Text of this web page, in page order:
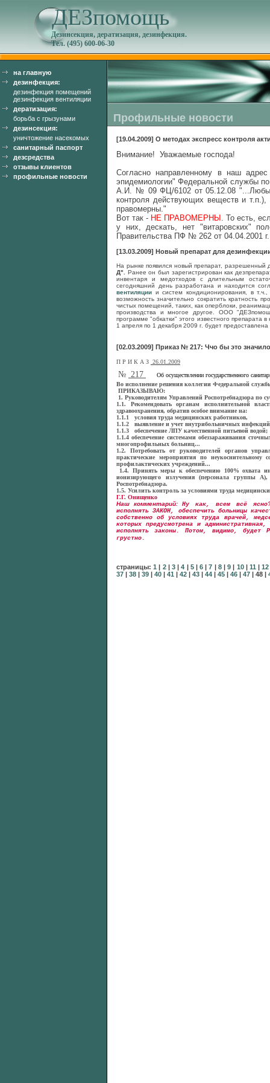
ДЕЗпомощь
Дезинсекция, дератизация, дезинфекция.
Тел. (495) 600-06-30
на главную
дезинфекция:
дезинфекция помещений
дезинфекция вентиляции
дератизация:
борьба с грызунами
дезинсекция:
уничтожение насекомых
санитарный паспорт
дезсредства
отзывы клиентов
профильные новости
Профильные новости
[19.04.2009] О методах экспресс контроля
Внимание! Уважаемые господа!
Согласно направленному в наш
эпидемиологии" Федеральной службы
А.И. № 09 ФЦ/6102 от 05.12.08 "...Любые
контроля действующих веществ и т.п.),
правомерны."
Вот так - НЕ ПРАВОМЕРНЫ . То есть,
у них, дескать, нет "витаровских"
Правительства ПФ № 262 от 04.04.2001
[13.03.2009] Новый препарат для
На рынке появился новый препарат, разрешенный
Д".
Ранее он был зарегистрирован как
инвентаря и медотходов с длительным
сегодняшний день разработана и находится
вентиляции и систем кондиционирования, в
возможность значительно сократить кратность
чистых помещений, таких, как оперблоки,
производства и многое другое. ООО
программе "обкатки" этого известного
1 апреля по 1 декабря 2009 г. будет
[02.03.2009] Приказ № 217: Ччо бы это
П Р И К А З 26.01.2009
№ 217
Об осуществлении государственного
Во исполнение решения коллегии Федеральной
ПРИКАЗЫВАЮ:
1. Руководителям Управлений Роспотребнадзора по
1.1. Рекомендовать органам исполнительной
здравоохранения, обратив особое внимание на:
1.1.1 условия труда медицинских работников,
1.1.2 выявление и учет внутрибольничных
1.1.3 обеспечение ЛПУ качественной питьевой водой;
1.1.4 обеспечение системами обеззараживания
многопрофильных больниц...
1.2. Потребовать от руководителей органов
практические мероприятия по
профилактических учреждений...
1.4. Принять меры к обеспечению 100% охвата
ионизирующего излучения (персонала группы А),
Роспотребнадзора.
1.5. Усилить контроль за условиями труда
Г.Г. Онищенко
Наш комментарий:
Ну как, всем всё
исполнять ЗАКОН, обеспечить больницы
собственно об условиях труда врачей,
которых предусмотрена и
исполнять законы. Потом, видимо, будет
грустно.
страницы:1 | 2 | 3 | 4 | 5 | 6 | 7 | 8 | 9 | 10 | 11 | 12
37 | 38 | 39 | 40 | 41 | 42 | 43 | 44 | 45 | 46 | 47 | 48 |